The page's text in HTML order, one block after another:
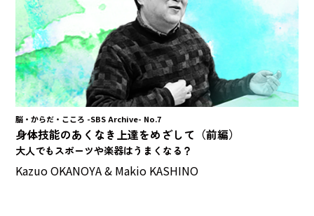
脳・からだ・こころ -SBS Archive- No.7
身体技能のあくなき上達をめざして（前編）
大人でもスポーツや楽器はうまくなる？
Kazuo OKANOYA & Makio KASHINO